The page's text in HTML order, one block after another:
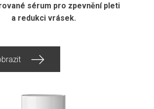
sérum pro zpevnění pleti
a redukci vrásek.